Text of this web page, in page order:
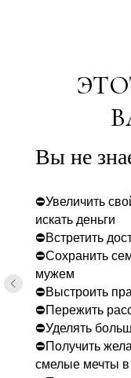
Вы не
⛔Увеличить
искать деньги
⛔Встретить
⛔Сохранить
мужем
⛔Выстроить
⛔Пережить
⛔Уделять
⛔Получить
смелые мечты в